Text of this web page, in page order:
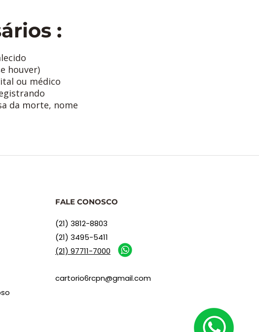
:
houver)
ou médico
da morte, nome
FALE CONOSCO
(21) 3812-8803
(21) 3495-5411
(21) 97711-7000
cartorio6rcpn@gmail.com